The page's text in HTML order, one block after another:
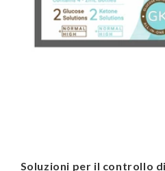
Soluzioni per il controllo